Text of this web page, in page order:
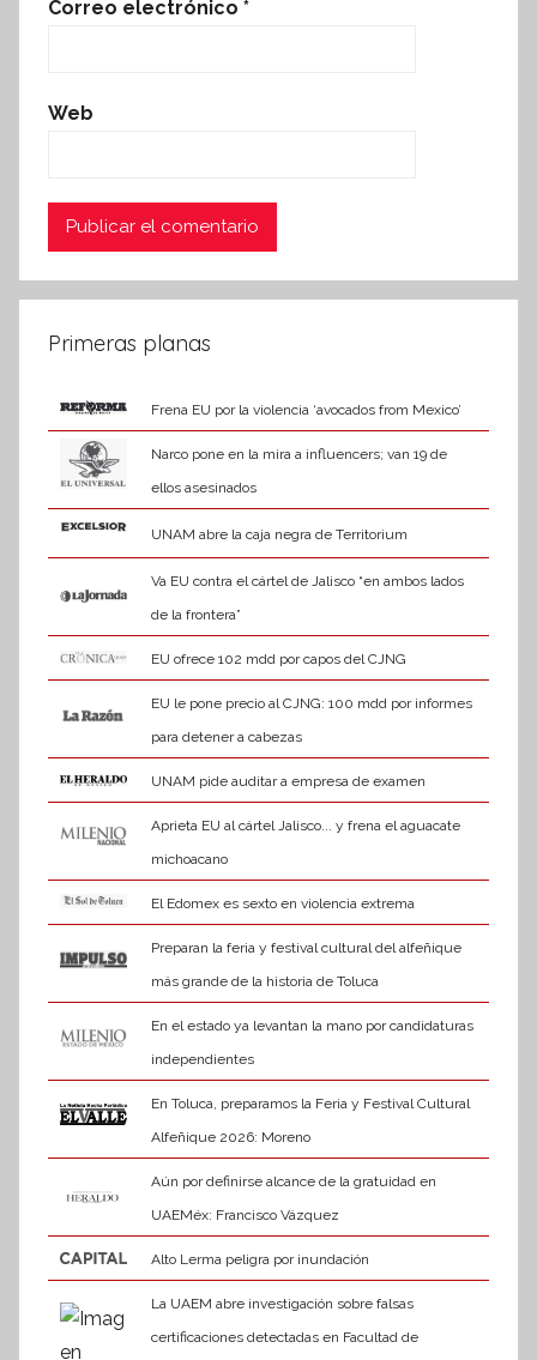
Correo electrónico *
Web
Primeras planas
Frena EU por la violencia ‘avocados from Mexico’
Narco pone en la mira a influencers; van 19 de
ellos asesinados
UNAM abre la caja negra de Territorium
Va EU contra el cártel de Jalisco “en ambos lados
de la frontera”
EU ofrece 102 mdd por capos del CJNG
EU le pone precio al CJNG: 100 mdd por informes
para detener a cabezas
UNAM pide auditar a empresa de examen
Aprieta EU al cártel Jalisco... y frena el aguacate
michoacano
El Edomex es sexto en violencia extrema
Preparan la feria y festival cultural del alfeñique
más grande de la historia de Toluca
En el estado ya levantan la mano por candidaturas
independientes
En Toluca, preparamos la Feria y Festival Cultural
Alfeñique 2026: Moreno
Aún por definirse alcance de la gratuidad en
UAEMéx: Francisco Vázquez
Alto Lerma peligra por inundación
La UAEM abre investigación sobre falsas
certificaciones detectadas en Facultad de